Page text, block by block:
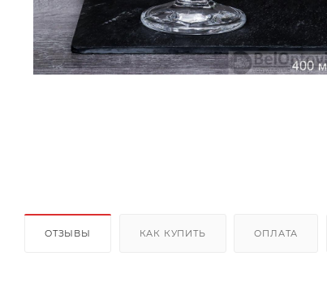
ОТЗЫВЫ КАК КУПИТЬ ОПЛАТА